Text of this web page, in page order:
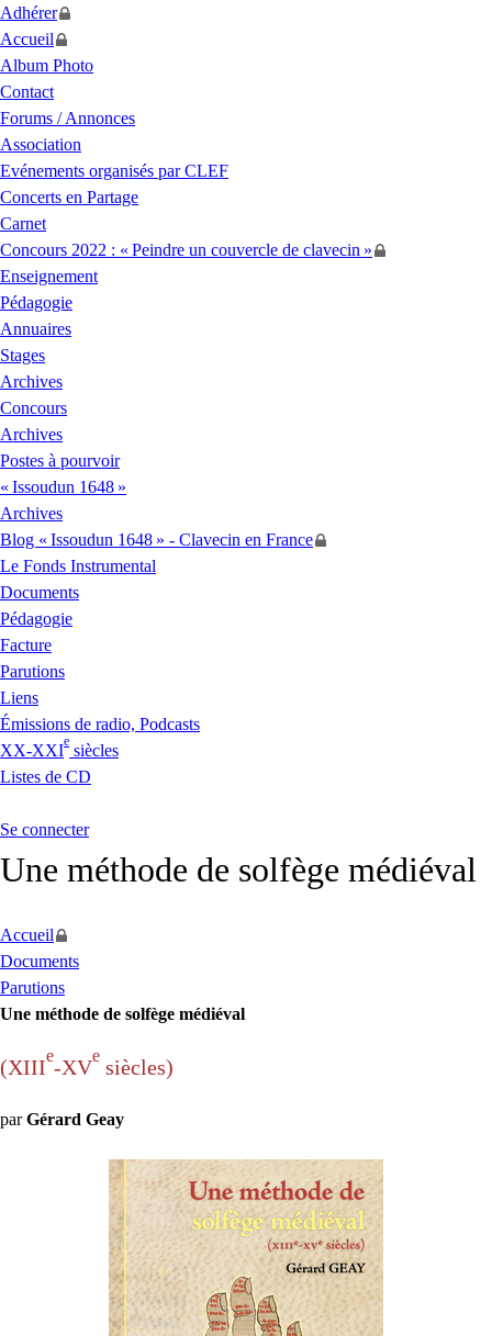
Adhérer
Accueil
Album Photo
Contact
Forums / Annonces
Association
Evénements organisés parCLEF
Concerts en Partage
Carnet
Concours 2022 : « Peindre un couvercle de clavecin »
Enseignement
Pédagogie
Annuaires
Stages
Archives
Concours
Archives
Postes à pourvoir
« Issoudun 1648 »
Archives
Blog « Issoudun 1648 » - Clavecin en France
Le Fonds Instrumental
Documents
Pédagogie
Facture
Parutions
Liens
Émissions de radio, Podcasts
XX-XXI
e
siècles
Listes de CD
Se connecter
Une méthode de solfège médiéval
Accueil
Documents
Parutions
Une méthode de solfège médiéval
(XIIIe-XVe siècles)
parGérard Geay